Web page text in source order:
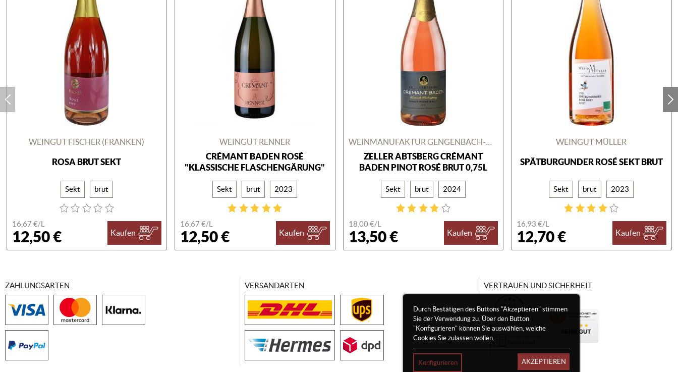
WEINGUT FISCHER (FRANKEN)
ROSA BRUT SEKT
Sekt brut
16,67 €/L
12,50 € Kaufen
WEINGUT RENNER
CRÉMANT BADEN ROSÉ
"KLASSISCHE FLASCHENGÄRUNG"
Sekt brut 2023
16,67 €/L
12,50 € Kaufen
ZELLER ABTSBERG CRÉMANT
BADEN PINOT ROSÉ BRUT 0,75L
Sekt brut 2024
18,00 €/L
13,50 € Kaufen
WEINGUT MÜLLER
SPÄTBURGUNDER ROSÉ SEKT BRUT
Sekt brut 2023
16,93 €/L
12,70 € Kaufen
Durch Bestätigen des Buttons "Akzeptieren" stimmen
Sie der Verwendung zu. Über den Button
"Konfigurieren" können Sie auswählen, welche
Cookies Sie zulassen wollen.
Konfigurieren AKZEPTIEREN
ZAHLUNGSARTEN VERSANDARTEN VERTRAUEN UND SICHERHEIT